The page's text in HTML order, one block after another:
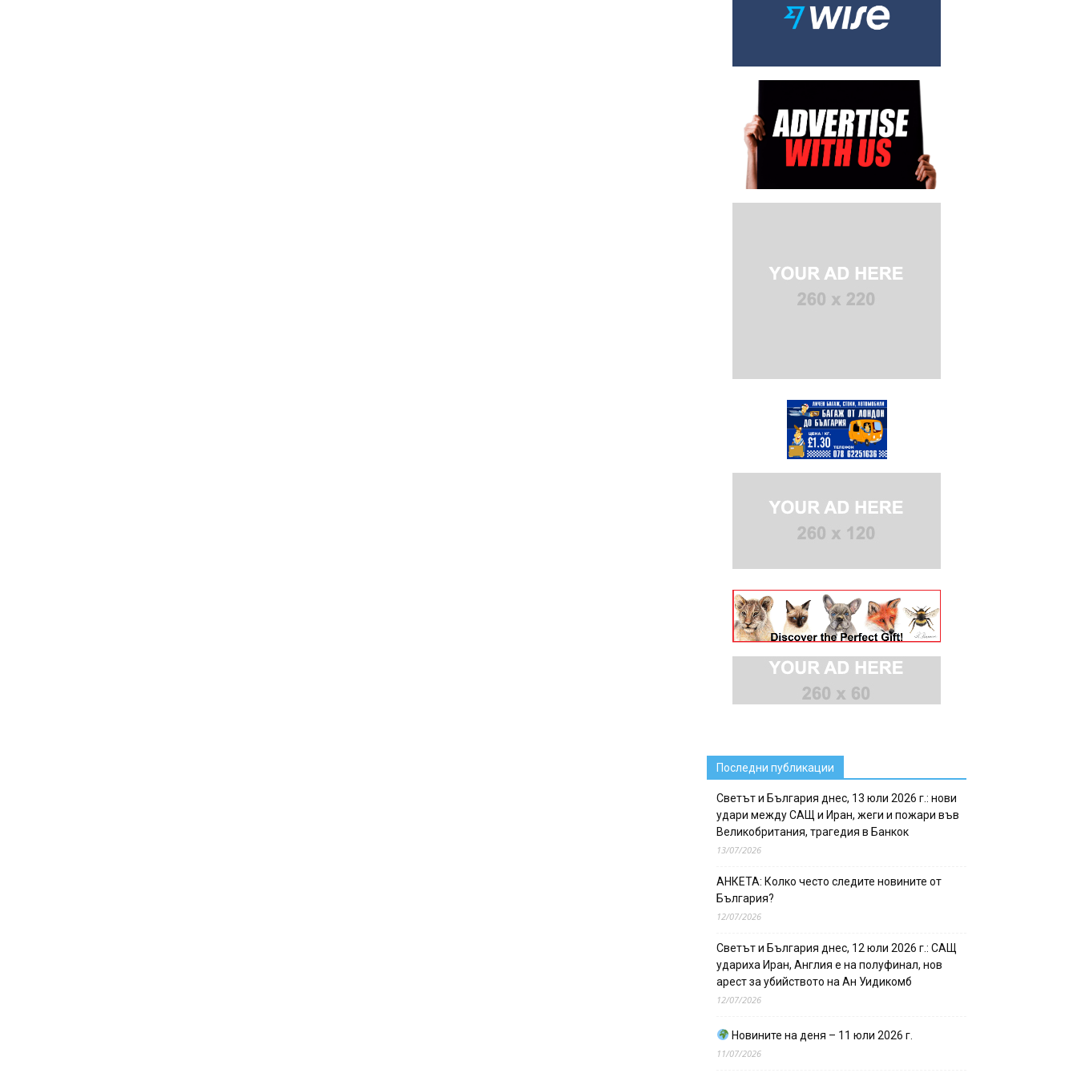
Последни публикации
Светът и България днес, 13 юли 2026 г.: нови
удари между САЩ и Иран, жеги и пожари във
Великобритания, трагедия в Банкок
13/07/2026
АНКЕТА: Колко често следите новините от
България?
12/07/2026
Светът и България днес, 12 юли 2026 г.: САЩ
удариха Иран, Англия е на полуфинал, нов
арест за убийството на Ан Уидикомб
12/07/2026
Новините на деня – 11 юли 2026 г.
11/07/2026